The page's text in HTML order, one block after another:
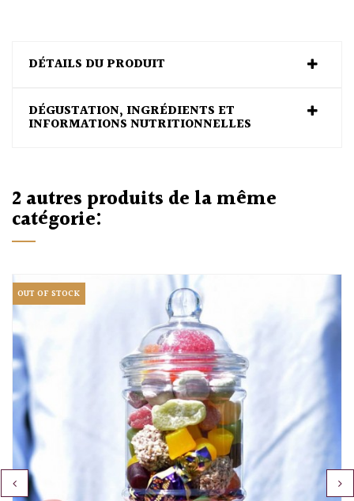
DÉTAILS DU PRODUIT
DÉGUSTATION, INGRÉDIENTS ET
INFORMATIONS NUTRITIONNELLES
2 autres produits de la même
catégorie:
OUT OF STOCK